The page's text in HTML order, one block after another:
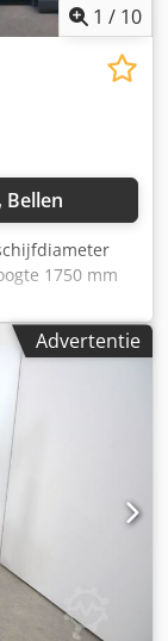
1 / 10
Bellen
1750 mm
ton
Type 840 D
250x250 mm
Totaal
ca. 64 ton
in 2007
voor de
omgebouwd
zijn opgave van
onze
zijn van
- meer dan
Advertentie